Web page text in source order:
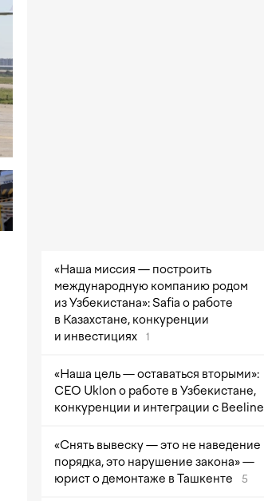
«Наша миссия — построить
международную компанию родом
из Узбекистана»: Safia о работе
в Казахстане, конкуренции
и инвестициях
1
«Наша цель — оставаться вторыми»:
CEO Uklon о работе в Узбекистане,
конкуренции и интеграции с Beeline
«Снять вывеску — это не наведение
порядка, это нарушение закона» —
юрист о демонтаже в Ташкенте
5